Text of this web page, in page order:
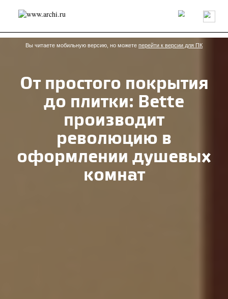
Россия Мир Технологии Интерьер Пресса
Архитекторы
Проекты
Конкурсы События Книги Вакансии
send.project Анонсы конкурсов
Блог
Исследование
Объект
Результаты конкурса
Рецензия Архитектура
Иностранцы в России
Наследие Образование
Урбанистика
Эко
Вы читаете мобильную версию, но можете перейти к версии для ПК
От простого покрытия
до плитки: Bette
производит
революцию в
оформлении душевых
комнат